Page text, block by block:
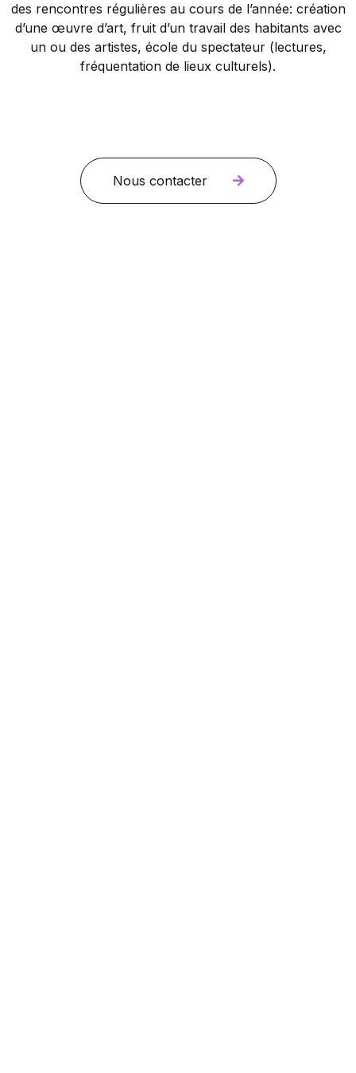
des rencontres régulières au cours de l’année: création
d’une œuvre d’art, fruit d’un travail des habitants avec
un ou des artistes, école du spectateur (lectures,
fréquentation de lieux culturels).
Nous contacter